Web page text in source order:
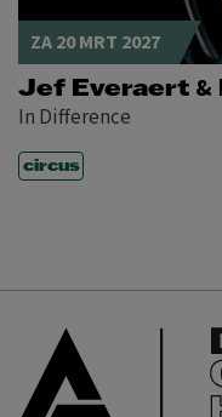
ZA 20 MRT 2027
Jef Everaert &
In Difference
circus